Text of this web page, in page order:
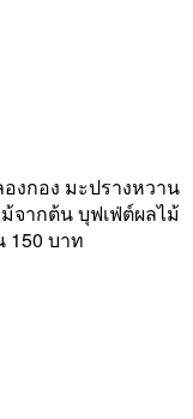
งกอง มะปรางหวาน
จากต้น บุฟเฟ่ต์ผลไม้
150 บาท